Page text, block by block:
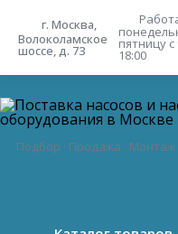
г. Москва,
Волоколамское
шоссе, д. 73 пятницу с
18:00
Подбор · Продажа · Монтаж